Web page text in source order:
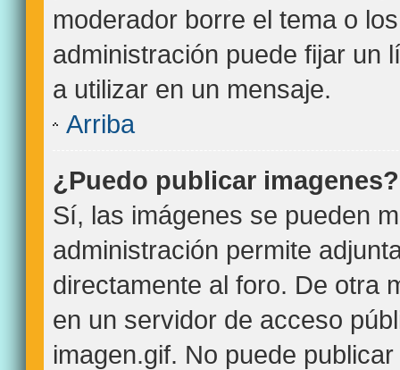
moderador borre el tema o
administración puede fijar un
a utilizar en un mensaje.
Arriba
¿Puedo publicar imagenes?
Sí, las imágenes se pueden
administración permite
directamente al foro. De otra
en un servidor de acceso
imagen.gif. No puede